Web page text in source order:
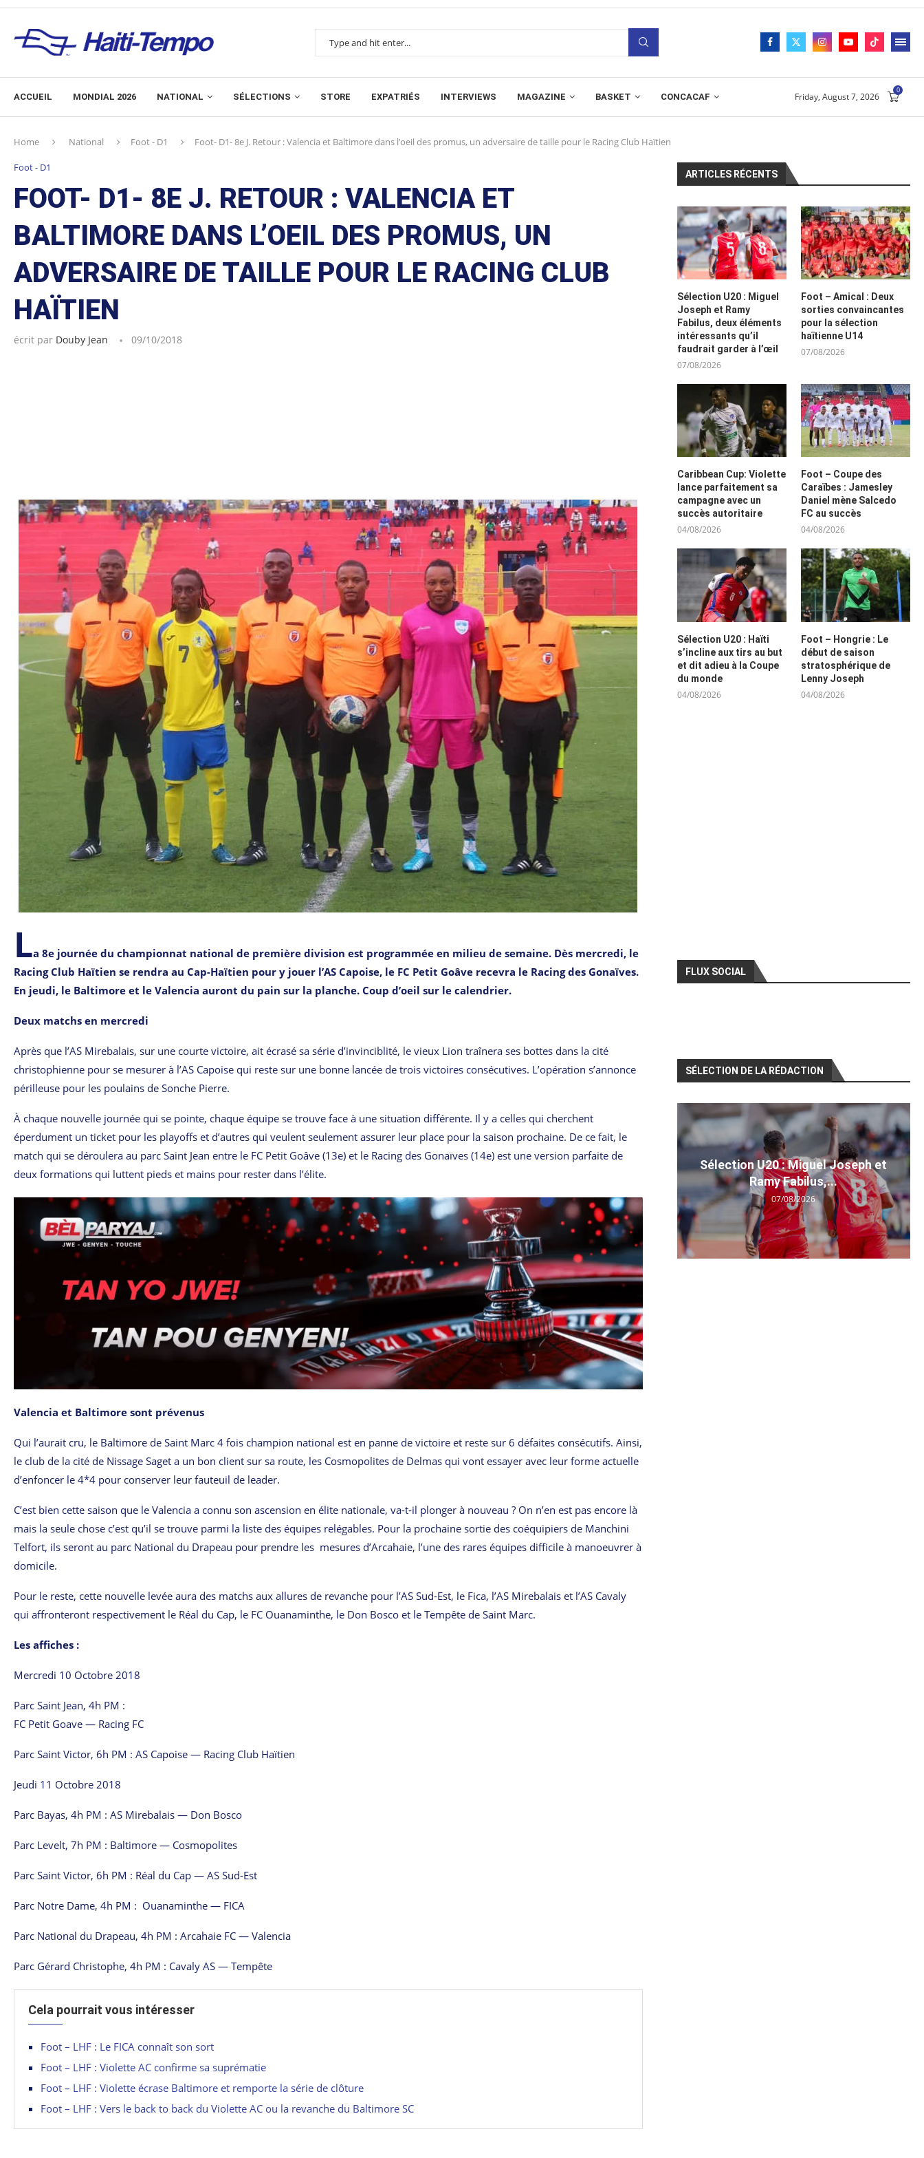
ACCUEIL MONDIAL 2026 NATIONAL SÉLECTIONS STORE EXPATRIÉS INTERVIEWS MAGAZINE BASKET CONCACAF Friday, August 7, 2026
0
Home National Foot - D1 Foot- D1- 8e J. Retour : Valencia et Baltimore dans l’oeil des promus, un adversaire de taille pour le Racing Club Haïtien
Foot - D1
FOOT- D1- 8E J. RETOUR : VALENCIA ET
BALTIMORE DANS L’OEIL DES PROMUS, UN
ADVERSAIRE DE TAILLE POUR LE RACING CLUB
HAÏTIEN
écrit par Douby Jean 09/10/2018
La 8e journée du championnat national de première division est programmée en milieu de semaine. Dès mercredi, le
Racing Club Haïtien se rendra au Cap-Haïtien pour y jouer l’AS Capoise, le FC Petit Goâve recevra le Racing des Gonaïves.
En jeudi, le Baltimore et le Valencia auront du pain sur la planche. Coup d’oeil sur le calendrier.
Deux matchs en mercredi
Après que l’AS Mirebalais, sur une courte victoire, ait écrasé sa série d’invinciblité, le vieux Lion traînera ses bottes dans la cité
christophienne pour se mesurer à l’AS Capoise qui reste sur une bonne lancée de trois victoires consécutives. L’opération s’annonce
périlleuse pour les poulains de Sonche Pierre.
À chaque nouvelle journée qui se pointe, chaque équipe se trouve face à une situation différente. Il y a celles qui cherchent
éperdument un ticket pour les playoffs et d’autres qui veulent seulement assurer leur place pour la saison prochaine. De ce fait, le
match qui se déroulera au parc Saint Jean entre le FC Petit Goâve (13e) et le Racing des Gonaïves (14e) est une version parfaite de
deux formations qui luttent pieds et mains pour rester dans l’élite.
Valencia et Baltimore sont prévenus
Qui l’aurait cru, le Baltimore de Saint Marc 4 fois champion national est en panne de victoire et reste sur 6 défaites consécutifs. Ainsi,
le club de la cité de Nissage Saget a un bon client sur sa route, les Cosmopolites de Delmas qui vont essayer avec leur forme actuelle
d’enfoncer le 4*4 pour conserver leur fauteuil de leader.
C’est bien cette saison que le Valencia a connu son ascension en élite nationale, va-t-il plonger à nouveau ? On n’en est pas encore là
mais la seule chose c’est qu’il se trouve parmi la liste des équipes relégables. Pour la prochaine sortie des coéquipiers de Manchini
Telfort, ils seront au parc National du Drapeau pour prendre les mesures d’Arcahaie, l’une des rares équipes difficile à manoeuvrer à
domicile.
Pour le reste, cette nouvelle levée aura des matchs aux allures de revanche pour l’AS Sud-Est, le Fica, l’AS Mirebalais et l’AS Cavaly
qui affronteront respectivement le Réal du Cap, le FC Ouanaminthe, le Don Bosco et le Tempête de Saint Marc.
Les affiches :
Mercredi 10 Octobre 2018
Parc Saint Jean, 4h PM :
FC Petit Goave — Racing FC
Parc Saint Victor, 6h PM : AS Capoise — Racing Club Haïtien
Jeudi 11 Octobre 2018
Parc Bayas, 4h PM : AS Mirebalais — Don Bosco
Parc Levelt, 7h PM : Baltimore — Cosmopolites
Parc Saint Victor, 6h PM : Réal du Cap — AS Sud-Est
Parc Notre Dame, 4h PM : Ouanaminthe — FICA
Parc National du Drapeau, 4h PM : Arcahaie FC — Valencia
Parc Gérard Christophe, 4h PM : Cavaly AS — Tempête
Cela pourrait vous intéresser
Foot – LHF : Le FICA connaît son sort
Foot – LHF : Violette AC confirme sa suprématie
Foot – LHF : Violette écrase Baltimore et remporte la série de clôture
Foot – LHF : Vers le back to back du Violette AC ou la revanche du Baltimore SC
ARTICLES RÉCENTS
Sélection U20 : Miguel
Joseph et Ramy
Fabilus, deux éléments
intéressants qu’il
faudrait garder à l’œil
07/08/2026
Foot – Amical : Deux
sorties convaincantes
pour la sélection
haïtienne U14
07/08/2026
Caribbean Cup: Violette
lance parfaitement sa
campagne avec un
succès autoritaire
04/08/2026
Foot – Coupe des
Caraïbes : Jamesley
Daniel mène Salcedo
FC au succès
04/08/2026
Sélection U20 : Haïti
s’incline aux tirs au but
et dit adieu à la Coupe
du monde
04/08/2026
Foot – Hongrie : Le
début de saison
stratosphérique de
Lenny Joseph
04/08/2026
FLUX SOCIAL
SÉLECTION DE LA RÉDACTION
Sélection U20 : Miguel Joseph et
Ramy Fabilus,...
07/08/2026